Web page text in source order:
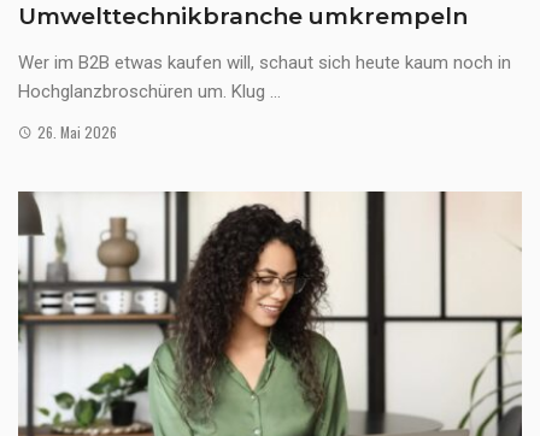
Umwelttechnikbranche umkrempeln
Wer im B2B etwas kaufen will, schaut sich heute kaum noch in
Hochglanzbroschüren um. Klug ...
26. Mai 2026